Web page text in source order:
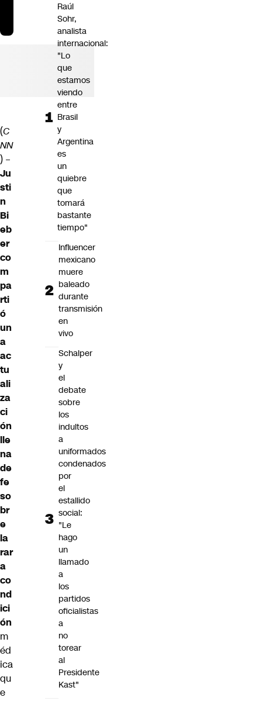
(C
NN
) –
Ju
sti
n
Bi
eb
er
co
m
pa
rti
ó
un
a
ac
tu
ali
za
ci
ón
lle
na
de
fe
so
br
e
la
rar
a
co
nd
ici
ón
m
éd
ica
qu
e
Raúl
Sohr,
analista
internacional:
"Lo
que
estamos
viendo
entre
Brasil
y
Argentina
es
un
quiebre
que
tomará
bastante
tiempo"
Influencer
mexicano
muere
baleado
durante
transmisión
en
vivo
Schalper
y
el
debate
sobre
los
indultos
a
uniformados
condenados
por
el
estallido
social:
"Le
hago
un
llamado
a
los
partidos
oficialistas
a
no
torear
al
Presidente
Kast"